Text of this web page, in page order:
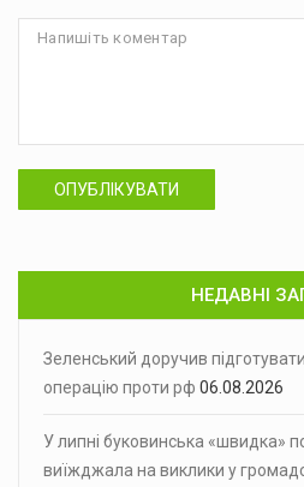
ОПУБЛІКУВАТИ
НЕДАВНІ
Зеленський доручив
операцію проти рф 06.08.2026
У липні буковинська «швидка»
виїжджала на виклики у